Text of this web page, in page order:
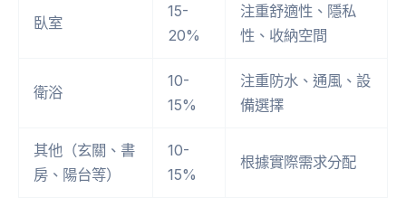
臥室
15-
20%
注重舒適性、隱私
性、收納空間
衛浴
10-
15%
注重防水、通風、設
備選擇
其他（玄關、書
房、陽台等）
10-
15%
根據實際需求分配